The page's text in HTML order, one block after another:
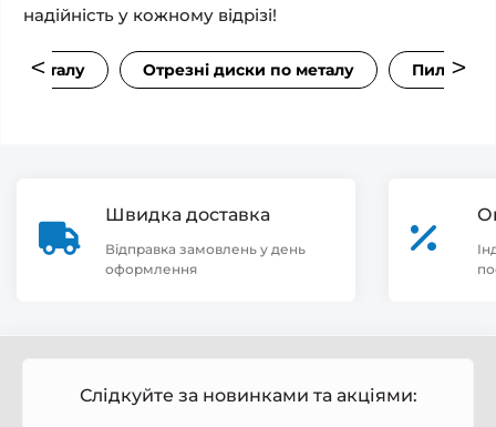
надійність у кожному відрізі!
металу Отрезні диски по металу Пильні
Швидка доставка
Відправка замовлень у день
оформлення
Слідкуйте за новинками та акціями: